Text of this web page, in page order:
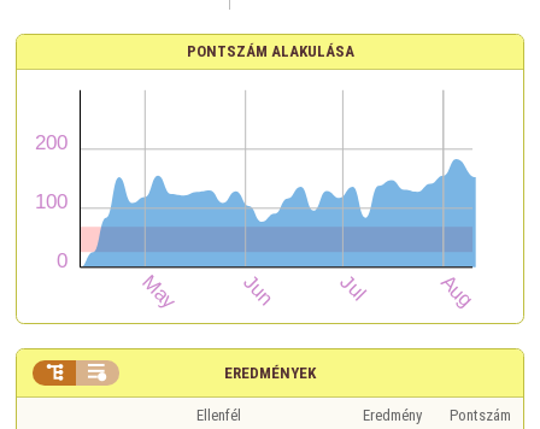
PONTSZÁM ALAKULÁSA
EREDMÉNYEK
 
Ellenfél Eredmény
Pontszám